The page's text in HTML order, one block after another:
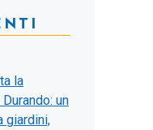
la
un
giardini,